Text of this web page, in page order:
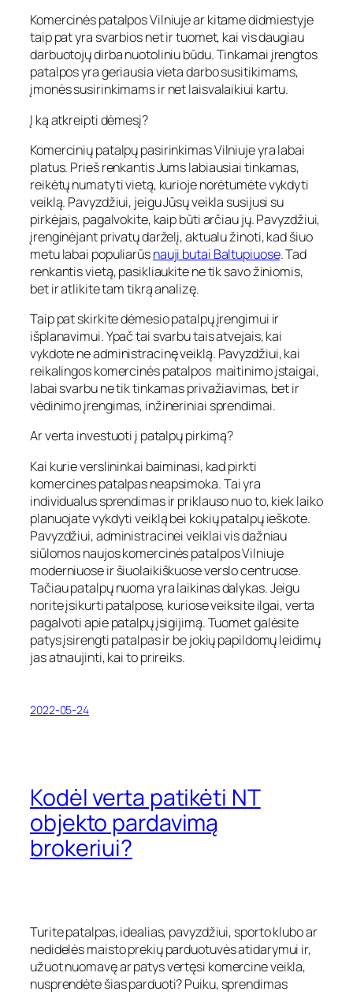
Komercinės patalpos Vilniuje ar kitame didmiestyje
taip pat yra svarbios net ir tuomet, kai vis daugiau
darbuotojų dirba nuotoliniu būdu. Tinkamai įrengtos
patalpos yra geriausia vieta darbo susitikimams,
įmonės susirinkimams ir net laisvalaikiui kartu.
Į ką atkreipti dėmesį?
Komercinių patalpų pasirinkimas Vilniuje yra labai
platus. Prieš renkantis Jums labiausiai tinkamas,
reikėtų numatyti vietą, kurioje norėtumėte vykdyti
veiklą. Pavyzdžiui, jeigu Jūsų veikla susijusi su
pirkėjais, pagalvokite, kaip būti arčiau jų. Pavyzdžiui,
įrenginėjant privatų darželį, aktualu žinoti, kad šiuo
metu labai populiarūsnauji butai Baltupiuose. Tad
renkantis vietą, pasikliaukite ne tik savo žiniomis,
bet ir atlikite tam tikrą analizę.
Taip pat skirkite dėmesio patalpų įrengimui ir
išplanavimui. Ypač tai svarbu tais atvejais, kai
vykdote ne administracinę veiklą. Pavyzdžiui, kai
reikalingos komercinės patalpos maitinimo įstaigai,
labai svarbu ne tik tinkamas privažiavimas, bet ir
vėdinimo įrengimas, inžineriniai sprendimai.
Ar verta investuoti į patalpų pirkimą?
Kai kurie verslininkai baiminasi, kad pirkti
komercines patalpas neapsimoka. Tai yra
individualus sprendimas ir priklauso nuo to, kiek laiko
planuojate vykdyti veiklą bei kokių patalpų ieškote.
Pavyzdžiui, administracinei veiklai vis dažniau
siūlomos naujos komercinės patalpos Vilniuje
moderniuose ir šiuolaikiškuose verslo centruose.
Tačiau patalpų nuoma yra laikinas dalykas. Jeigu
norite įsikurti patalpose, kuriose veiksite ilgai, verta
pagalvoti apie patalpų įsigijimą. Tuomet galėsite
patys įsirengti patalpas ir be jokių papildomų leidimų
jas atnaujinti, kai to prireiks.
2022-05-24
Kodėl verta patikėti NT
objekto pardavimą
brokeriui?
Turite patalpas, idealias, pavyzdžiui, sporto klubo ar
nedidelės maisto prekių parduotuvės atidarymui ir,
užuot nuomavę ar patys vertęsi komercine veikla,
nusprendėte šias parduoti? Puiku, sprendimas